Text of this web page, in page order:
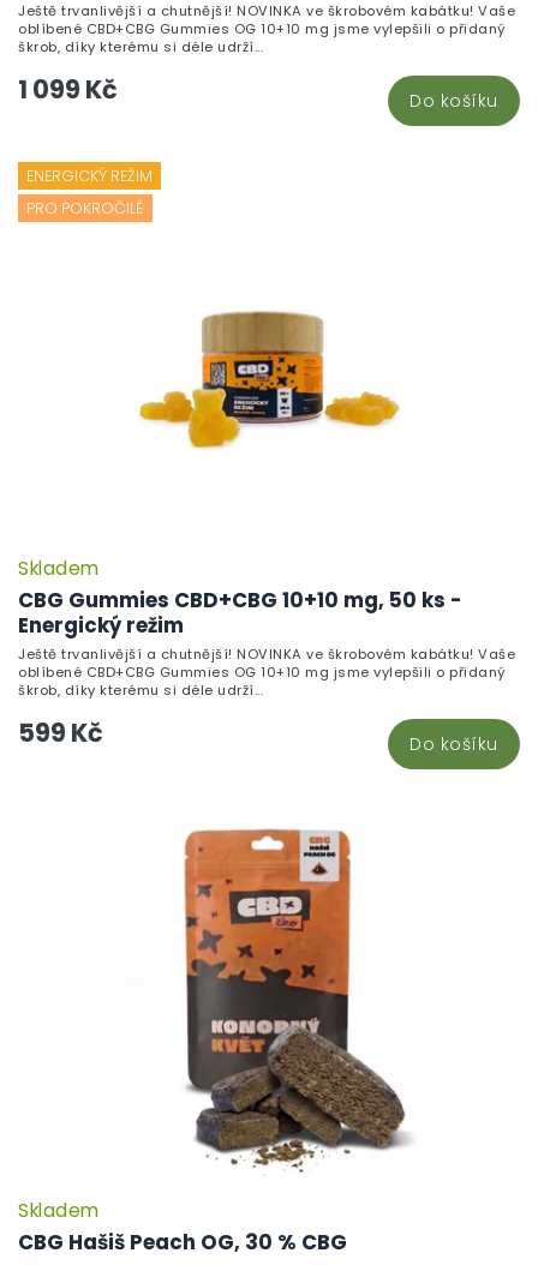
1 099 Kč Do košíku
Ještě trvanlivější a chutnější! NOVINKA ve škrobovém kabátku! Vaše
oblíbené CBD+CBG Gummies OG 10+10 mg jsme vylepšili o přidaný
škrob, díky kterému si déle udrží...
ENERGICKÝ REŽIM
PRO POKROČILÉ
CBG Gummies CBD+CBG 10+10 mg, 50 ks -
Energický režim
Skladem
599 Kč Do košíku
Ještě trvanlivější a chutnější! NOVINKA ve škrobovém kabátku! Vaše
oblíbené CBD+CBG Gummies OG 10+10 mg jsme vylepšili o přidaný
škrob, díky kterému si déle udrží...
CBG Hašiš Peach OG, 30 % CBG
Skladem